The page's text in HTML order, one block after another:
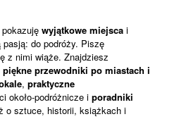
wyjątkowe miejsca i
do podróży. Piszę
z nimi wiąże. Znajdziesz
piękne przewodniki po miastach i
, praktyczne
około-podróżnicze i poradniki
o sztuce, historii, książkach i